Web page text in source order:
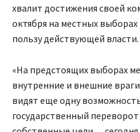
хвалит достижения своей
октября на местных
пользу действующей власти.
«На предстоящих выборах
внутренние и внешние
видят еще одну
государственный